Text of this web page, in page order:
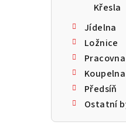
Křesla
Jídelna
Ložnice
Pracovna
Koupelna
Předsíň
Ostatní